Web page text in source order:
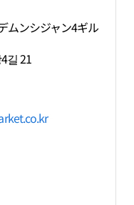
ムンシジャン4ギル
길 21